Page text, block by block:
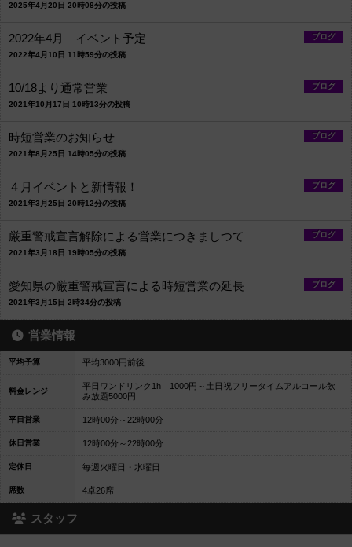
2025年4月20日 20時08分の投稿
ブログ
2022年4月 イベント予定
2022年4月10日 11時59分の投稿
ブログ
10/18より通常営業
2021年10月17日 10時13分の投稿
ブログ
時短営業のお知らせ
2021年8月25日 14時05分の投稿
ブログ
４月イベントと新情報！
2021年3月25日 20時12分の投稿
ブログ
厳重警戒宣言解除による営業につきましつて
2021年3月18日 19時05分の投稿
ブログ
愛知県の厳重警戒宣言による時短営業の延長
2021年3月15日 2時34分の投稿
営業情報
平均予算 平均3000円前後
料金レンジ
平日ワンドリンク1h 1000円～土日祝フリータイムアルコール飲
み放題5000円
平日営業 12時00分～22時00分
休日営業 12時00分～22時00分
定休日 毎週火曜日・水曜日
席数 4卓26席
スタッフ